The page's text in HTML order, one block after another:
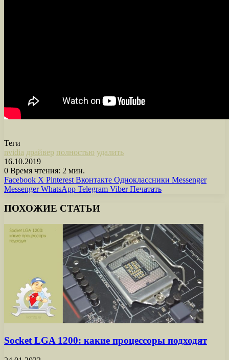
Теги
nvidia драйвер полностью удалить
16.10.2019
0 Время чтения: 2 мин.
Facebook X Pinterest Вконтакте Одноклассники Messenger
Messenger WhatsApp Telegram Viber Печатать
ПОХОЖИЕ СТАТЬИ
Socket LGA 1200: какие процессоры подходят